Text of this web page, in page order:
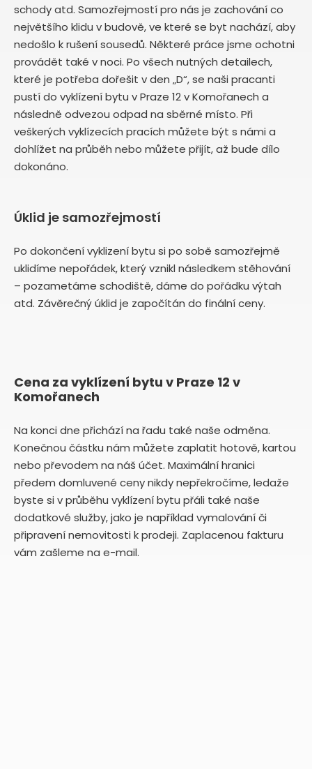
schody atd. Samozřejmostí pro nás je zachování co
největšího klidu v budově, ve které se byt nachází, aby
nedošlo k rušení sousedů. Některé práce jsme ochotni
provádět také v noci. Po všech nutných detailech,
které je potřeba dořešit v den „D“, se naši pracanti
pustí do vyklízení bytu v Praze 12 v Komořanech a
následně odvezou odpad na sběrné místo. Při
veškerých vyklízecích pracích můžete být s námi a
dohlížet na průběh nebo můžete přijít, až bude dílo
dokonáno.
Úklid je samozřejmostí
Po dokončení vyklizení bytu si po sobě samozřejmě
uklidíme nepořádek, který vznikl následkem stěhování
– pozametáme schodiště, dáme do pořádku výtah
atd. Závěrečný úklid je započítán do finální ceny.
Cena za vyklízení bytu v Praze 12 v
Komořanech
Na konci dne přichází na řadu také naše odměna.
Konečnou částku nám můžete zaplatit hotově, kartou
nebo převodem na náš účet. Maximální hranici
předem domluvené ceny nikdy nepřekročíme, ledaže
byste si v průběhu vyklízení bytu přáli také naše
dodatkové služby, jako je například vymalování či
připravení nemovitosti k prodeji. Zaplacenou fakturu
vám zašleme na e-mail.